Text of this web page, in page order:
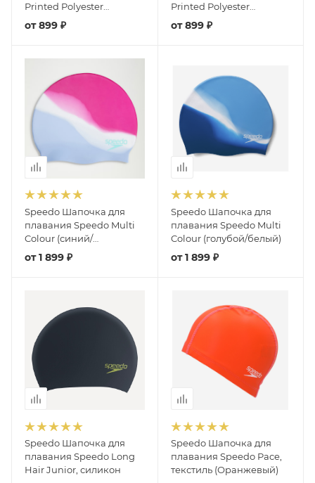
Printed Polyester
детская, текстиль
от899 ₽
Printed Polyester
детская, текстиль
от899 ₽
Speedo Шапочка для
плавания Speedo Multi
Colour (синий/
фиолетовый)
от1 899 ₽
Speedo Шапочка для
плавания Speedo Multi
Colour (голубой/белый)
от1 899 ₽
Speedo Шапочка для
плавания Speedo Long
Hair Junior, силикон
Speedo Шапочка для
плавания Speedo Pace,
текстиль (Оранжевый)